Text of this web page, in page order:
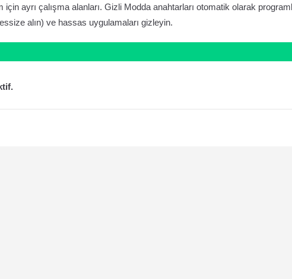
için ayrı çalışma alanları. Gizli Modda anahtarları otomatik olarak
alın) ve hassas uygulamaları gizleyin.